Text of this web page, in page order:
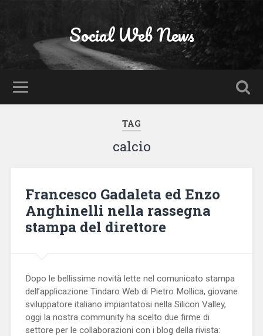
Social Web News
TAG
calcio
Francesco Gadaleta ed Enzo
Anghinelli nella rassegna
stampa del direttore
Dopo le bellissime novità lette nel comunicato stampa
dell’applicazione Tindaro Web di Pietro Mollica, giovane
sviluppatore italiano impiantatosi nella Silicon Valley,
oggi la nostra community ha scelto due firme di
settore per le collaborazioni con i blog della rivista: